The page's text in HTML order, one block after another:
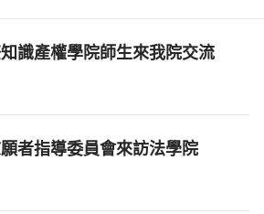
識產權學院師生來我院交流
者指導委員會來訪法學院